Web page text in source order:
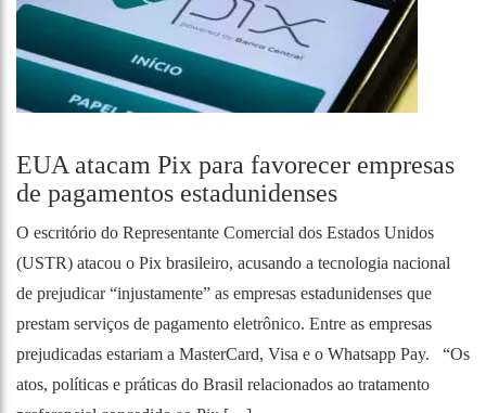
EUA atacam Pix para favorecer empresas
de pagamentos estadunidenses
O escritório do Representante Comercial dos Estados Unidos
(USTR) atacou o Pix brasileiro, acusando a tecnologia nacional
de prejudicar “injustamente” as empresas estadunidenses que
prestam serviços de pagamento eletrônico. Entre as empresas
prejudicadas estariam a MasterCard, Visa e o Whatsapp Pay. “Os
atos, políticas e práticas do Brasil relacionados ao tratamento